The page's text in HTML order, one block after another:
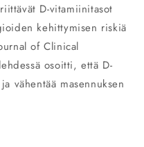
D-vitamiinitasot
kehittymisen riskiä
of Clinical
osoitti, että D-
vähentää masennuksen